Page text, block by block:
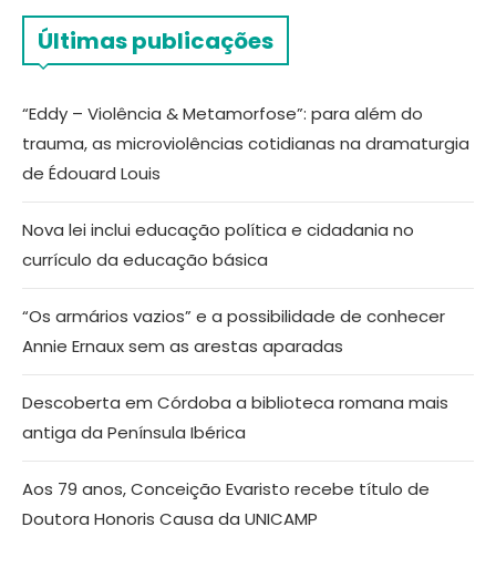
Últimas publicações
“Eddy – Violência & Metamorfose”: para além do
trauma, as microviolências cotidianas na dramaturgia
de Édouard Louis
Nova lei inclui educação política e cidadania no
currículo da educação básica
“Os armários vazios” e a possibilidade de conhecer
Annie Ernaux sem as arestas aparadas
Descoberta em Córdoba a biblioteca romana mais
antiga da Península Ibérica
Aos 79 anos, Conceição Evaristo recebe título de
Doutora Honoris Causa da UNICAMP